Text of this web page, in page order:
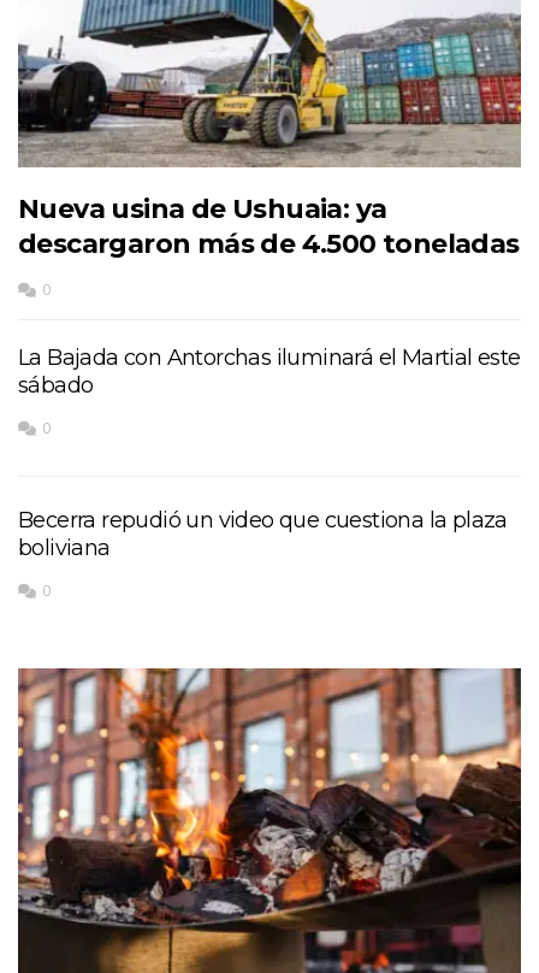
Nueva usina de Ushuaia: ya
descargaron más de 4.500 toneladas
0
La Bajada con Antorchas iluminará el Martial este
sábado
0
Becerra repudió un video que cuestiona la plaza
boliviana
0